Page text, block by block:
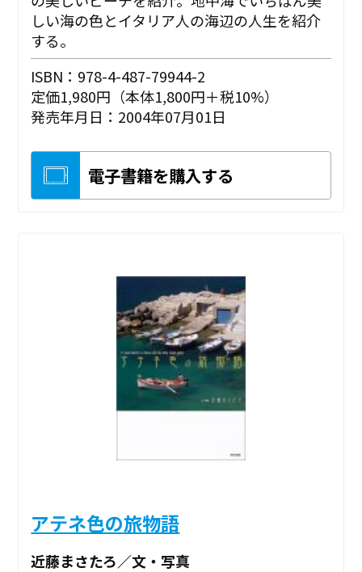
しい海の色とイタリア人の海辺の人生を紹介
する。
ISBN：978-4-487-79944-2
定価1,980円（本体1,800円＋税10%）
発売年月日：2004年07月01日
電子書籍を購入する
アテネ色の旅物語
近藤まさたろ／文・写真